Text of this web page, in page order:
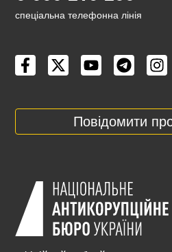
cпеціальна телефонна лінія
Повідомити